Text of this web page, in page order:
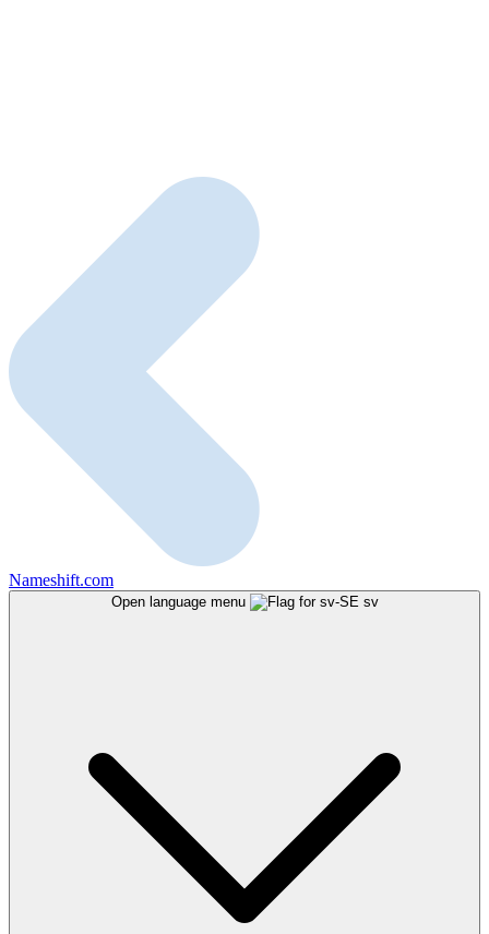
Nameshift.com
Open language menu sv